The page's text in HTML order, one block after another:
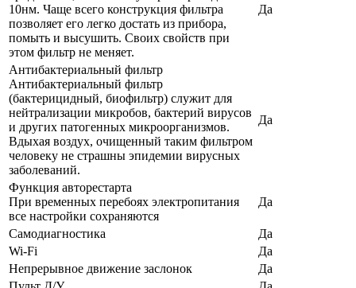
10нм. Чаще всего конструкция фильтра
позволяет его легко достать из прибора,
помыть и высушить. Своих свойств при
этом фильтр не меняет.
Да
Антибактериальный фильтр
Антибактериальный фильтр
(бактерицидный, биофильтр) служит для
нейтрализации микробов, бактерий вирусов
и других патогенных микроорганизмов.
Вдыхая воздух, очищенный таким фильтром
человеку не страшны эпидемии вирусных
заболеваний.
Да
Функция авторестарта
При временных перебоях электропитания
все настройки сохраняются
Да
Самодиагностика
Да
Wi-Fi
Да
Непрерывное движение заслонок
Да